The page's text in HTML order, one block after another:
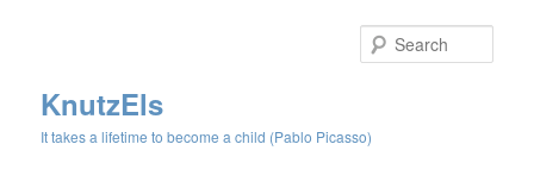
KnutzEls
It takes a lifetime to become a child (Pablo Picasso)